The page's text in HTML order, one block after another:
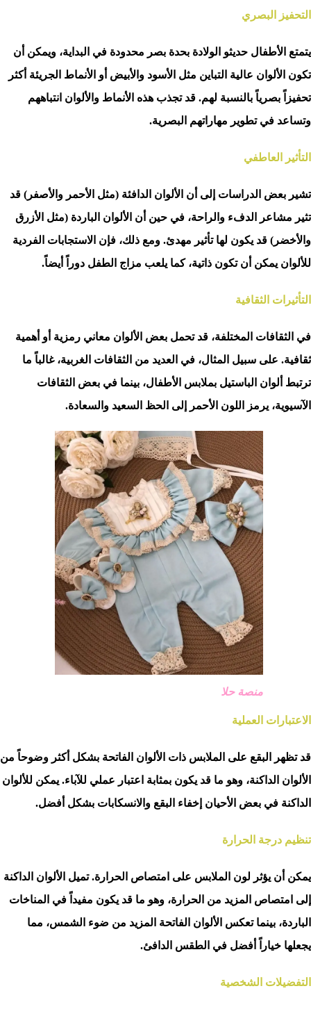
التحفيز البصري
يتمتع الأطفال حديثو الولادة بحدة بصر محدودة في البداية، ويمكن أن
تكون الألوان عالية التباين مثل الأسود والأبيض أو الأنماط الجريئة أكثر
تحفيزاً بصرياً بالنسبة لهم. قد تجذب هذه الأنماط والألوان انتباههم
وتساعد في تطوير مهاراتهم البصرية.
التأثير العاطفي
تشير بعض الدراسات إلى أن الألوان الدافئة (مثل الأحمر والأصفر) قد
تثير مشاعر الدفء والراحة، في حين أن الألوان الباردة (مثل الأزرق
والأخضر) قد يكون لها تأثير مهدئ. ومع ذلك، فإن الاستجابات الفردية
للألوان يمكن أن تكون ذاتية، كما يلعب مزاج الطفل دوراً أيضاً.
التأثيرات الثقافية
في الثقافات المختلفة، قد تحمل بعض الألوان معاني رمزية أو أهمية
ثقافية. على سبيل المثال، في العديد من الثقافات الغربية، غالباً ما
ترتبط ألوان الباستيل بملابس الأطفال، بينما في بعض الثقافات
الآسيوية، يرمز اللون الأحمر إلى الحظ السعيد والسعادة.
منصة حلا
الاعتبارات العملية
قد تظهر البقع على الملابس ذات الألوان الفاتحة بشكل أكثر وضوحاً من
الألوان الداكنة، وهو ما قد يكون بمثابة اعتبار عملي للآباء. يمكن للألوان
الداكنة في بعض الأحيان إخفاء البقع والانسكابات بشكل أفضل.
تنظيم درجة الحرارة
يمكن أن يؤثر لون الملابس على امتصاص الحرارة. تميل الألوان الداكنة
إلى امتصاص المزيد من الحرارة، وهو ما قد يكون مفيداً في المناخات
الباردة، بينما تعكس الألوان الفاتحة المزيد من ضوء الشمس، مما
يجعلها خياراً أفضل في الطقس الدافئ.
التفضيلات الشخصية